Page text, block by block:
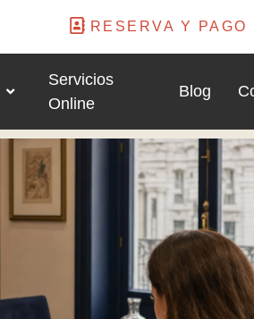
RESERVA Y
Servicios
Online
Blog